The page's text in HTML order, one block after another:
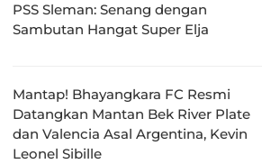
PSS Sleman: Senang dengan
Sambutan Hangat Super Elja
Mantap! Bhayangkara FC Resmi
Datangkan Mantan Bek River Plate
dan Valencia Asal Argentina, Kevin
Leonel Sibille